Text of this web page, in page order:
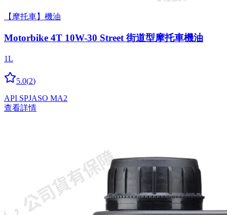
【摩托車】機油
Motorbike 4T 10W-30 Street 街道型摩托車機油
1L
5.0(2)
API SPJASO MA2
查看詳情